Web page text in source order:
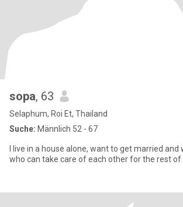
sopa, 63
Selaphum, Roi Et, Thailand
Suche: Männlich 52 - 67
I live in a house alone, want to get married and
who can take care of each other for the rest of